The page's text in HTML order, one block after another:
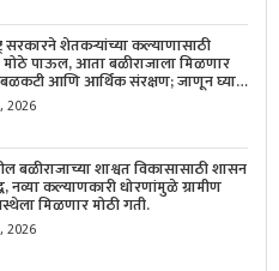
सरकारने शेतकऱ्यांच्या कल्याणासाठी
पाऊल, आता बळीराजाला मिळणार
आणि आर्थिक संरक्षण; जाणून घ्या
नवा संकल्प.
2026
बळीराजाच्या शाश्वत विकासासाठी शासन
नव्या कल्याणकारी धोरणांमुळे ग्रामीण
मिळणार मोठी गती.
2026